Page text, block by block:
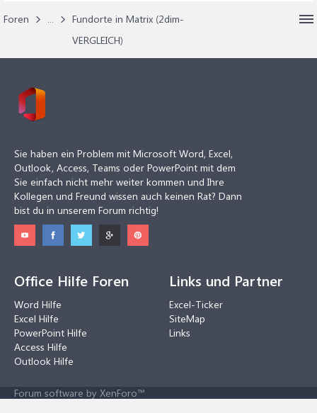
Foren ...
Fundorte in Matrix (2dim-
VERGLEICH)
Sie haben ein Problem mit Microsoft Word, Excel,
Outlook, Access, Teams oder PowerPoint mit dem
Sie einfach nicht mehr weiter kommen und Ihre
Kollegen und Freund wissen auch keinen Rat? Dann
bist du in unserem Forum richtig!
Office Hilfe Foren
Word Hilfe
Excel Hilfe
PowerPoint Hilfe
Access Hilfe
Outlook Hilfe
Links und Partner
Excel-Ticker
SiteMap
Links
Forum software by XenForo™